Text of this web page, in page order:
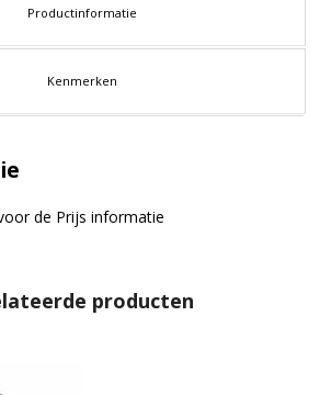
Productinformatie
Kenmerken
de Prijs informatie
producten